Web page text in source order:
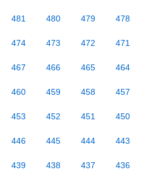
481 480 479 478
474 473 472 471
467 466 465 464
460 459 458 457
453 452 451 450
446 445 444 443
439 438 437 436